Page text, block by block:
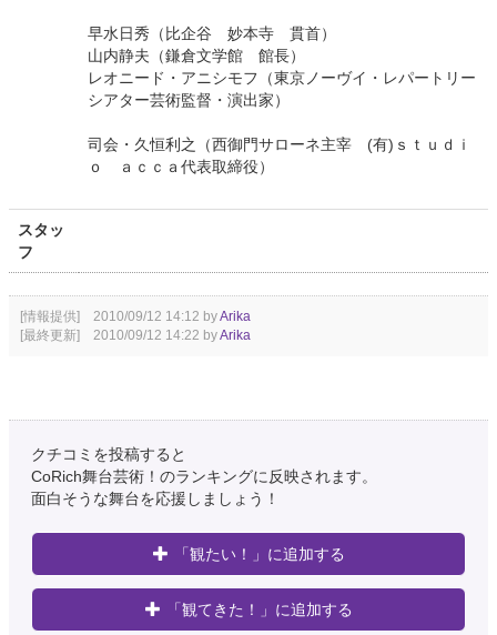
早水日秀（比企谷 妙本寺 貫首）
山内静夫（鎌倉文学館 館長）
レオニード・アニシモフ（東京ノーヴイ・レパートリー
シアター芸術監督・演出家）
司会・久恒利之（西御門サローネ主宰 (有)ｓｔｕｄｉ
ｏ ａｃｃａ代表取締役）
スタッ
フ
[情報提供] 2010/09/12 14:12 byArika
[最終更新] 2010/09/12 14:22 byArika
クチコミを投稿すると
CoRich舞台芸術！のランキングに反映されます。
面白そうな舞台を応援しましょう！
「観たい！」に追加する
「観てきた！」に追加する